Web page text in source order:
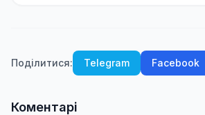
Поділитися: Telegram Facebook
Коментарі